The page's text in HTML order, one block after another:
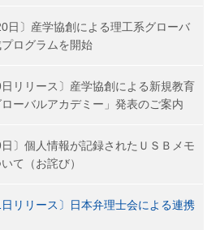
日〕産学協創による理工系グローバ
ログラムを開始
日リリース〕産学協創による新規教育
ーバルアカデミー」発表のご案内
日〕個人情報が記録されたＵＳＢメモ
て（お詫び）
日リリース〕日本弁理士会による連携